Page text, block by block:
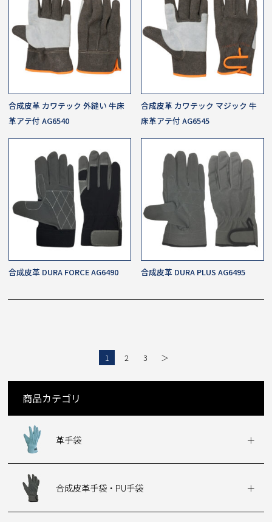
合成皮革 カワテック 外縫い 牛床
革アテ付 AG6540
合成皮革 カワテック マジック 牛
床革アテ付 AG6545
合成皮革 DURA FORCE AG6490 合成皮革 DURA PLUS AG6495
1 2 3 ＞
商品カテゴリ
革手袋
合成皮革手袋・PU手袋